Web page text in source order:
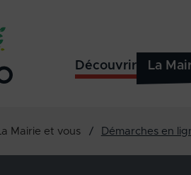
Découvrir La
La Mairie et vous / Démarches en